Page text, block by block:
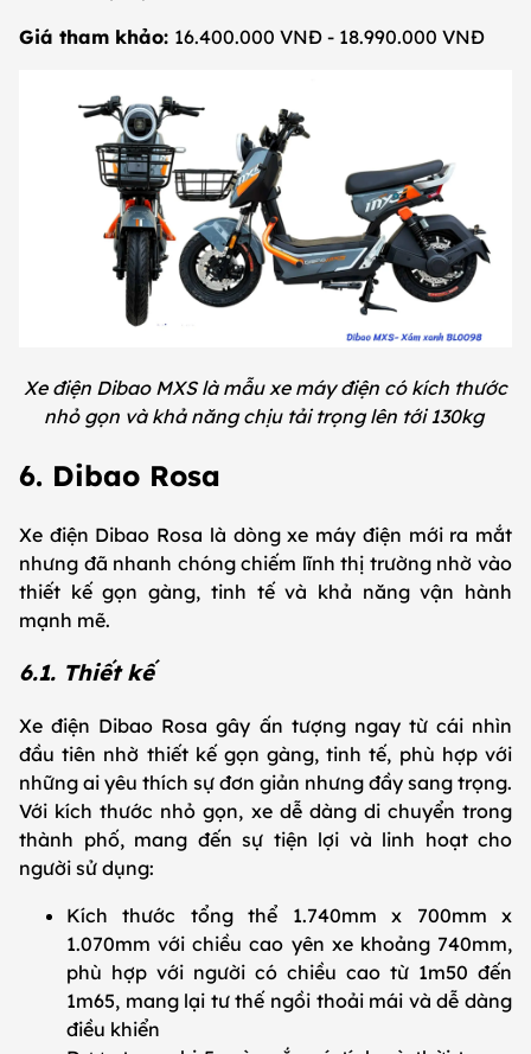
Giá tham khảo: 16.400.000 VNĐ - 18.990.000 VNĐ
Xe điện Dibao MXS là mẫu xe máy điện có kích thước
nhỏ gọn và khả năng chịu tải trọng lên tới 130kg
6. Dibao Rosa
Xe điện Dibao Rosa là dòng xe máy điện mới ra mắt
nhưng đã nhanh chóng chiếm lĩnh thị trường nhờ vào
thiết kế gọn gàng, tinh tế và khả năng vận hành
mạnh mẽ.
6.1. Thiết kế
Xe điện Dibao Rosa gây ấn tượng ngay từ cái nhìn
đầu tiên nhờ thiết kế gọn gàng, tinh tế, phù hợp với
những ai yêu thích sự đơn giản nhưng đầy sang trọng.
Với kích thước nhỏ gọn, xe dễ dàng di chuyển trong
thành phố, mang đến sự tiện lợi và linh hoạt cho
người sử dụng:
Kích thước tổng thể 1.740mm x 700mm x
1.070mm với chiều cao yên xe khoảng 740mm,
phù hợp với người có chiều cao từ 1m50 đến
1m65, mang lại tư thế ngồi thoải mái và dễ dàng
điều khiển